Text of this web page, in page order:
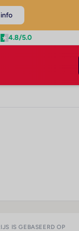
4.8/5.0
IS GEBASEERD OP